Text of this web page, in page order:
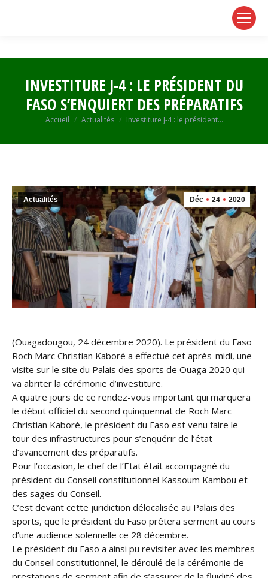
INVESTITURE J-4 : LE PRÉSIDENT DU
FASO S’ENQUIERT DES PRÉPARATIFS
Vous êtes ici :
Accueil Actualités Investiture J-4 : le président…
Déc 24 2020
Actualités
(Ouagadougou, 24 décembre 2020). Le président du Faso
Roch Marc Christian Kaboré a effectué cet après-midi, une
visite sur le site du Palais des sports de Ouaga 2020 qui
va abriter la cérémonie d’investiture.
A quatre jours de ce rendez-vous important qui marquera
le début officiel du second quinquennat de Roch Marc
Christian Kaboré, le président du Faso est venu faire le
tour des infrastructures pour s’enquérir de l’état
d’avancement des préparatifs.
Pour l’occasion, le chef de l’Etat était accompagné du
président du Conseil constitutionnel Kassoum Kambou et
des sages du Conseil.
C’est devant cette juridiction délocalisée au Palais des
sports, que le président du Faso prêtera serment au cours
d’une audience solennelle ce 28 décembre.
Le président du Faso a ainsi pu revisiter avec les membres
du Conseil constitutionnel, le déroulé de la cérémonie de